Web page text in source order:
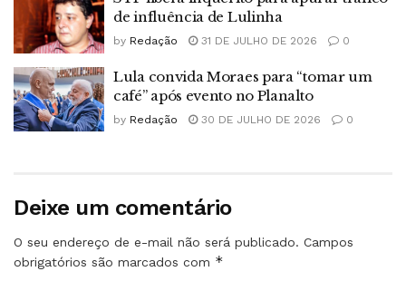
de influência de Lulinha
by Redação 31 DE JULHO DE 2026 0
Lula convida Moraes para “tomar um
café” após evento no Planalto
by Redação 30 DE JULHO DE 2026 0
Deixe um comentário
O seu endereço de e-mail não será publicado. Campos
obrigatórios são marcados com *